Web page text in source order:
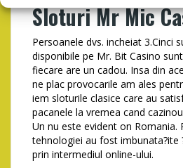
Sloturi Mr Mic
Persoanele dvs. incheiat 3.Cinci
disponibile pe Mr. Bit Casino
fiecare are un cadou. Insa din
ne plac provocarile am ales
iem sloturile clasice care au
pacanele la vremea cand
Un nu este evident on Romania.
tehnologiei au fost imbunata?ite
prin intermediul online-ului.